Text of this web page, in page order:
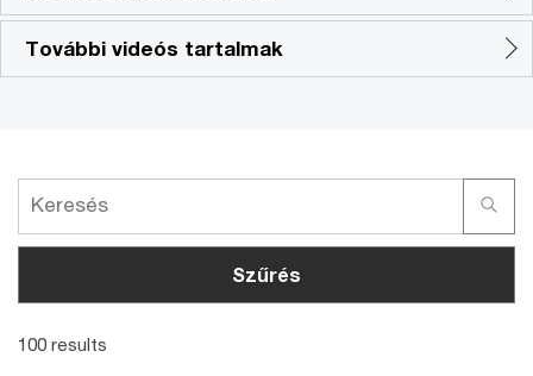
További videós tartalmak
Szűrés
100 results